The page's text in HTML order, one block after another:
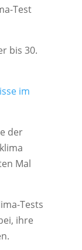
Test
bis 30.
im
der
Mal
Tests
ihre